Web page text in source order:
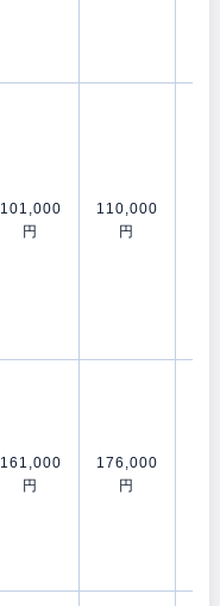
101,000
円
110,000
円
161,000
円
176,000
円